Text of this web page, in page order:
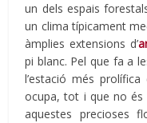
un dels espais
un clima típicament
àmplies extensions d’
pi blanc. Pel que fa a
l’estació més
ocupa, tot i que no és
aquestes precioses